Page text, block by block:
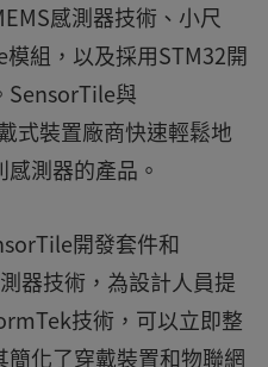
感測器技術、小尺
組，以及採用STM32開
SensorTile與
式裝置廠商快速輕鬆地
測器的產品。
開發套件和
器技術，為設計人員提
技術，可以立即整
化了穿戴裝置和物聯網